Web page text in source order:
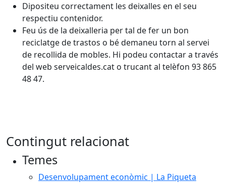
Dipositeu correctament les deixalles en el seu
respectiu contenidor.
Feu ús de la deixalleria per tal de fer un bon
reciclatge de trastos o bé demaneu torn al servei
de recollida de mobles. Hi podeu contactar a través
del web serveicaldes.cat o trucant al telèfon 93 865
48 47.
Contingut relacionat
Temes
Desenvolupament econòmic | La Piqueta